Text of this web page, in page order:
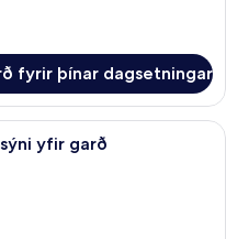
fyrir þínar dagsetningar
svíta - 2 tvíbreið rúm -
yfir garð